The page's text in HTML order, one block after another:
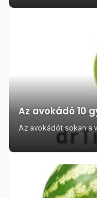
Az avokádó 10
Az avokádót sokan a